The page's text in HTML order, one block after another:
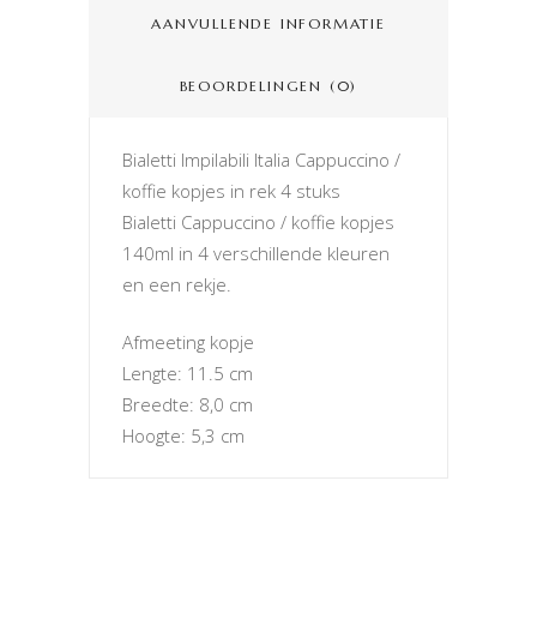
AANVULLENDE INFORMATIE
BEOORDELINGEN (0)
Bialetti Impilabili Italia Cappuccino /
koffie kopjes in rek 4 stuks
Bialetti Cappuccino / koffie kopjes
140ml in 4 verschillende kleuren
en een rekje.
Afmeeting kopje
Lengte: 11.5 cm
Breedte: 8,0 cm
Hoogte: 5,3 cm